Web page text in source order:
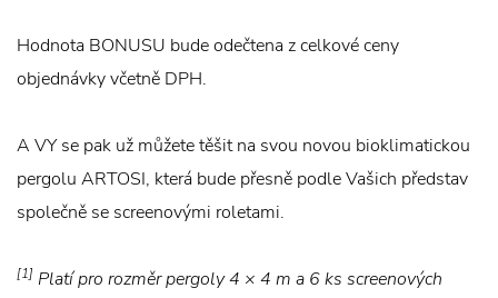
Hodnota BONUSU bude odečtena z celkové ceny
objednávky včetně DPH.
A VY se pak už můžete těšit na svou novou bioklimatickou
pergolu ARTOSI, která bude přesně podle Vašich představ
společně se screenovými roletami.
[1] Platí pro rozměr pergoly 4 × 4 m a 6 ks screenových